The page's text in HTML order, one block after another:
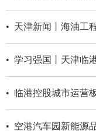
• 天津新闻丨海油工
• 临港控股城市运营
• 空港汽车园新能源